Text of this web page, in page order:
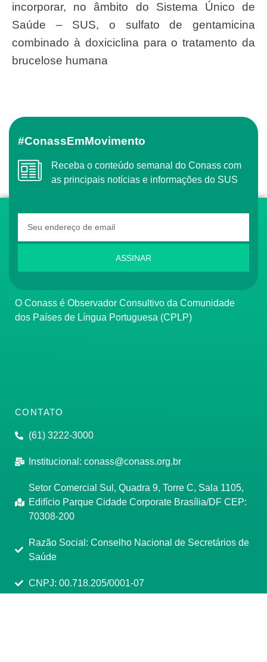
incorporar, no âmbito do Sistema Único de
Saúde – SUS, o sulfato de gentamicina
combinado à doxiciclina para o tratamento da
brucelose humana
#ConassEmMovimento
Receba o conteúdo semanal do Conass com
as principais notícias e informações do SUS
ASSINAR
O Conass é Observador Consultivo da Comunidade
dos Países de Língua Portuguesa (CPLP)
CONTATO
(61) 3222-3000
Institucional: conass@conass.org.br
Setor Comercial Sul, Quadra 9, Torre C, Sala 1105,
Edifício Parque Cidade Corporate Brasília/DF CEP:
70308-200
Razão Social: Conselho Nacional de Secretários de
Saúde
CNPJ: 00.718.205/0001-07